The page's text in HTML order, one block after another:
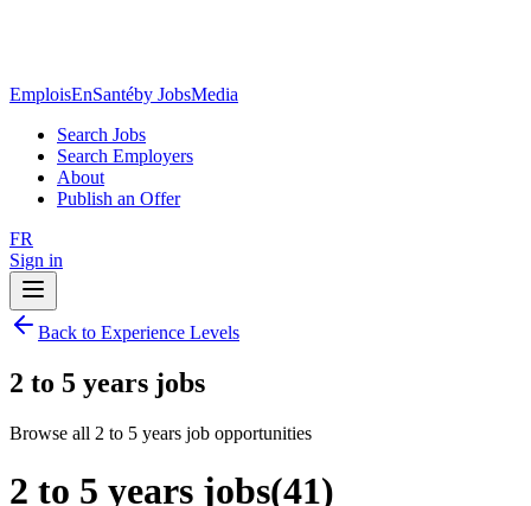
EmploisEnSantéby JobsMedia
Search Jobs
Search Employers
About
Publish an Offer
FR
Sign in
Back to Experience Levels
2 to 5 years jobs
Browse all 2 to 5 years job opportunities
2 to 5 years jobs(41)